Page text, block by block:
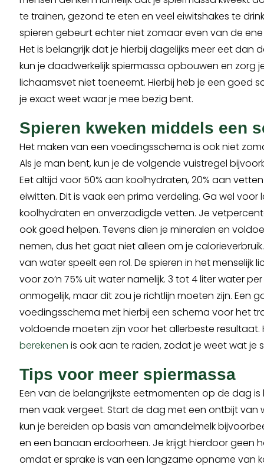
te trainen, gezond te eten en veel eiwitshakes te
spieren gebeurt echter niet zomaar even van de
Het is belangrijk dat je hierbij dagelijks meer eet dan
kun je daadwerkelijk spiermassa opbouwen en zorg
lichaamsvet niet toeneemt. Hierbij heb je een goed
je exact weet waar je mee bezig bent.
Spieren kweken middels een
Het maken van een voedingsschema is ook niet
Als je man bent, kun je de volgende vuistregel
Eet altijd voor 50% aan koolhydraten, 20% aan
eiwitten. Dit is vaak een prima verdeling. Ga wel voor
koolhydraten en onverzadigde vetten. Je
ook goed helpen. Tevens dien je mineralen en
nemen, dus het gaat niet alleen om je
van water speelt een rol. De spieren in het menselijk
voor zo’n 75% uit water namelijk. 3 tot 4 liter water
onmogelijk, maar dit zou je richtlijn moeten zijn. Een
voedingsschema met hierbij een schema voor het
voldoende moeten zijn voor het allerbeste resultaat.
berekenen is ook aan te raden, zodat je weet wat je
Tips voor meer spiermassa
Een van de belangrijkste eetmomenten op de dag
men vaak vergeet. Start de dag met een ontbijt van
kun je bereiden op basis van amandelmelk
en een banaan erdoorheen. Je krijgt hierdoor geen
omdat er sprake is van een langzame opname van